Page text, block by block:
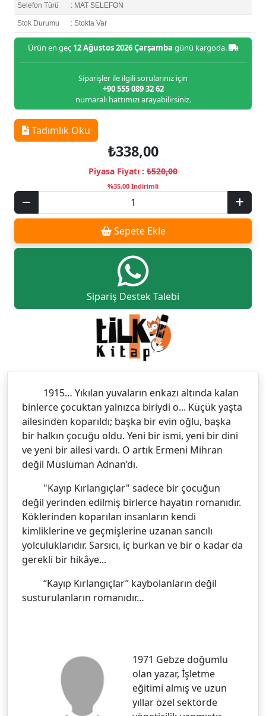
Selefon Türü : MAT SELEFON
Stok Durumu : Stokta Var
Ürün en geç 12 Ağustos 2026 Çarşamba günü kargoda.
Siparişler ile ilgili sorularınız için
+90 555 089 32 62
numaralı hattımızı arayabilirsiniz.
Tadımlık Oku
₺338,00
Piyasa Fiyatı : ₺520,00
%35,00 İndirimli
Sepete Ekle
Sipariş Destek Talebi
1915… Yıkılan yuvaların enkazı altında kalan
binlerce çocuktan yalnızca biriydi o... Küçük yaşta
ailesinden koparıldı; başka bir evin oğlu, başka
bir halkın çocuğu oldu. Yeni bir ismi, yeni bir dini
ve yeni bir ailesi vardı. O artık Ermeni Mihran
değil Müslüman Adnan’dı.
"Kayıp Kırlangıçlar" sadece bir çocuğun
değil yerinden edilmiş birlerce hayatın romanıdır.
Köklerinden koparılan insanların kendi
kimliklerine ve geçmişlerine uzanan sancılı
yolculuklarıdır. Sarsıcı, iç burkan ve bir o kadar da
gerekli bir hikâye...
“Kayıp Kırlangıçlar” kaybolanların değil
susturulanların romanıdır…
1971 Gebze doğumlu
olan yazar, İşletme
eğitimi almış ve uzun
yıllar özel sektörde